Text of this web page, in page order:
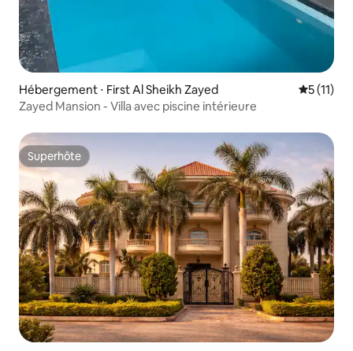
Hébergement ⋅ First Al Sheikh Zayed
5 (11)
Zayed Mansion - Villa avec piscine intérieure
Superhôte
Superhôte